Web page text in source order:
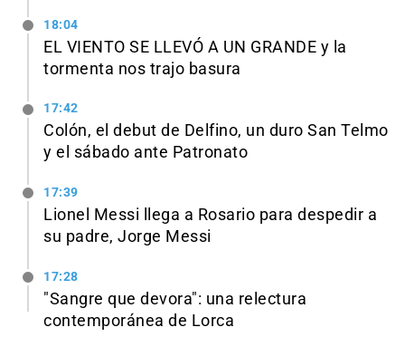
18:04
EL VIENTO SE LLEVÓ A UN GRANDE y la
tormenta nos trajo basura
17:42
Colón, el debut de Delfino, un duro San Telmo
y el sábado ante Patronato
17:39
Lionel Messi llega a Rosario para despedir a
su padre, Jorge Messi
17:28
"Sangre que devora": una relectura
contemporánea de Lorca